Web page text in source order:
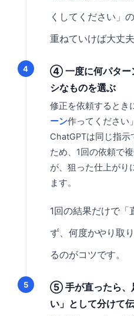
くしてください」
重ねていけば大丈夫
④ 一度に何パター
シなものを選ぶ
修正を依頼するとき
ーン作ってください
ChatGPTは同じ指
ため、1回の依頼で
が、狙った仕上がり
ます。
1回の結果だけで「
ず、何度かやり取
るのがコツです。
⑤ 手が直ったら、
い」として分けて